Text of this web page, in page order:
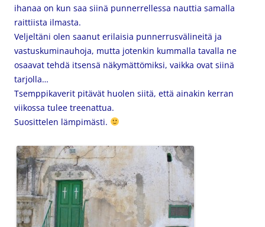
ihanaa on kun saa siinä punnerrellessa nauttia samalla
raittiista ilmasta.
Veljeltäni olen saanut erilaisia punnerrusvälineitä ja
vastuskuminauhoja, mutta jotenkin kummalla tavalla ne
osaavat tehdä itsensä näkymättömiksi, vaikka ovat siinä
tarjolla…
Tsemppikaverit pitävät huolen siitä, että ainakin kerran
viikossa tulee treenattua.
Suosittelen lämpimästi.